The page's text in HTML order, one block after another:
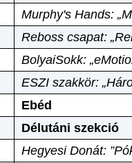
Murphy's Hands:
Reboss csapat:
BolyaiSokk:
ESZI szakkör:
Ebéd
Délutáni szekció
Hegyesi Donát: